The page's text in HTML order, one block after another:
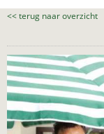
<<terug naar overzicht